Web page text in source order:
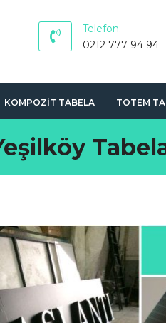
Telefon:
0212 777 94 94
KOMPOZIT TABELA TOTEM